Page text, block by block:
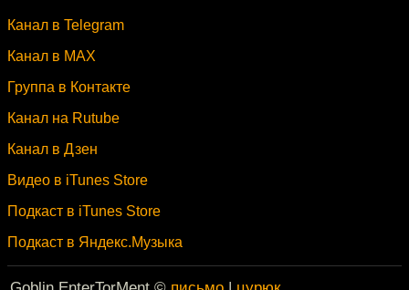
Канал в Telegram
Канал в MAX
Группа в Контакте
Канал на Rutube
Канал в Дзен
Видео в iTunes Store
Подкаст в iTunes Store
Подкаст в Яндекс.Музыка